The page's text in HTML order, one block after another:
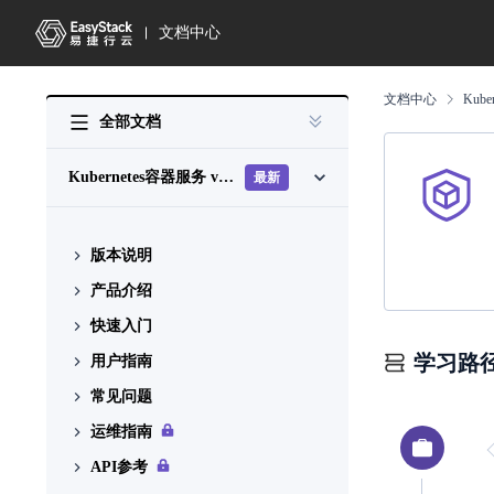
文档中心
全部文档
Kubernetes容器服务 v6.2.1 最新
版本说明
版本说明书
产品介绍
什么是Kubernetes容器服务
使用场景
基本概念
产品获取
权限说明
快速入门
操作指引
cluster
创建命名空间
创建应用
用户指南
集群管理
命名空间
存储管理
常见问题
集群扩容回退失败
运维指南
运维管理
API参考
文档中心
学习路